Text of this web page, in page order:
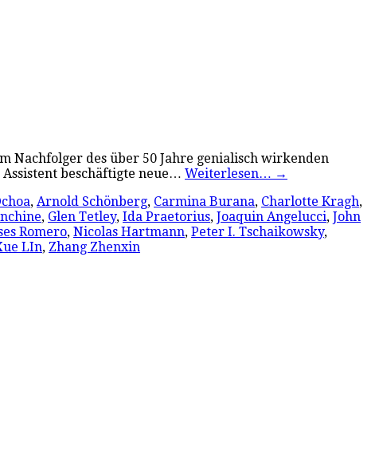
Nachfolger des über 50 Jahre genialisch wirkenden
beschäftigte neue… Weiterlesen… →
, Arnold Schönberg, Carmina Burana, Charlotte Kragh,
, Glen Tetley, Ida Praetorius, Joaquin Angelucci, John
Romero, Nicolas Hartmann, Peter I. Tschaikowsky,
LIn, Zhang Zhenxin